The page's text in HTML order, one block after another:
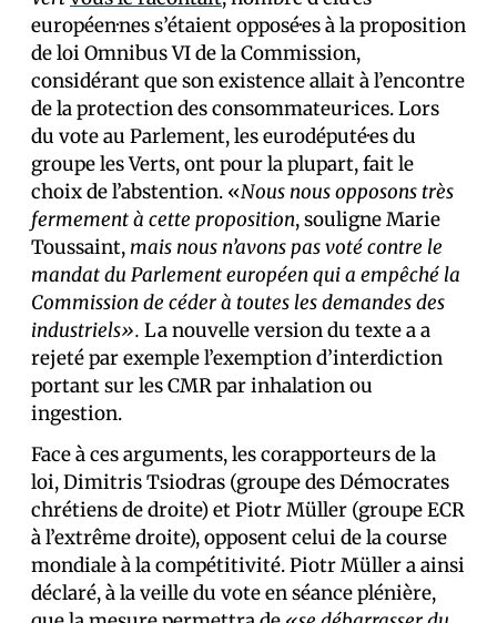
européen·nes s’étaient opposé·es à la proposition
de loi Omnibus VI de la Commission,
considérant que son existence allait à l’encontre
de la protection des consommateur·ices. Lors
du vote au Parlement, les eurodéputé·es du
groupe les Verts, ont pour la plupart, fait le
choix de l’abstention. «Nous nous opposons très
fermement à cette proposition, souligne Marie
Toussaint, mais nous n’avons pas voté contre le
mandat du Parlement européen qui a empêché la
Commission de céder à toutes les demandes des
industriels». La nouvelle version du texte a a
rejeté par exemple l’exemption d’interdiction
portant sur les CMR par inhalation ou
ingestion.
Face à ces arguments, les corapporteurs de la
loi, Dimitris Tsiodras (groupe des Démocrates
chrétiens de droite) et Piotr Müller (groupe ECR
à l’extrême droite), opposent celui de la course
mondiale à la compétitivité. Piotr Müller a ainsi
déclaré, à la veille du vote en séance plénière,